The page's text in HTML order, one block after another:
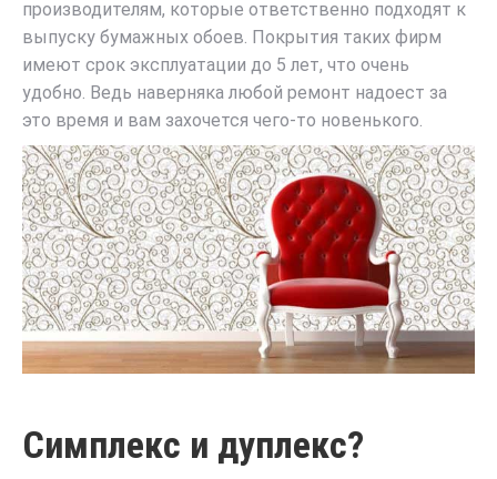
производителям, которые ответственно подходят к
выпуску бумажных обоев. Покрытия таких фирм
имеют срок эксплуатации до 5 лет, что очень
удобно. Ведь наверняка любой ремонт надоест за
это время и вам захочется чего-то новенького.
Симплекс и дуплекс?